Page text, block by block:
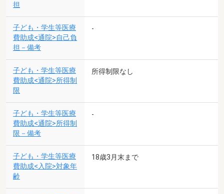
担
子ども・学生等医療
費助成<通院>自己負
担－備考
-
子ども・学生等医療
費助成<通院>所得制
限
所得制限なし
子ども・学生等医療
費助成<通院>所得制
限－備考
-
子ども・学生等医療
費助成<入院>対象年
齢
18歳3月末まで